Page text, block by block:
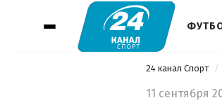
24 канал Спорт
11 сентября